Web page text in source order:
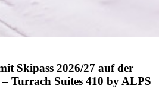
Skipass 2026/27 auf der
Turrach Suites 410 by ALPS